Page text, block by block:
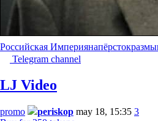
Российская Империянапёрсток
Telegram channel
LJ Video
promo periskop may 18, 15:35 3